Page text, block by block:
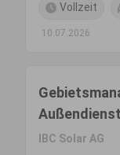
Vollzeit
10.07.2026
Außendienst
IBC Solar AG